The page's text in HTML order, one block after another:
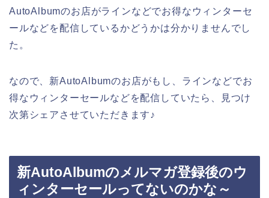
AutoAlbumのお店がラインなどでお得なウィンターセ
ールなどを配信しているかどうかは分かりませんでし
た。
なので、新AutoAlbumのお店がもし、ラインなどでお
得なウィンターセールなどを配信していたら、見つけ
次第シェアさせていただきます♪
新AutoAlbumのメルマガ登録後のウ
ィンターセールってないのかな～